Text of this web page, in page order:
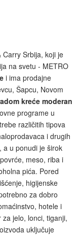
Carry Srbija, koji je
na svetu - METRO
i ima prodajne
Šapcu, Novom
kreće moderan
programe u
različitih tipova
i drugih
a u ponudi je širok
meso, riba i
pića. Pored
higijenske
za dobro
hotele i
jelo, lonci, tiganji,
uključuje